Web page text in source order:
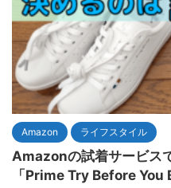
Amazon ライフスタイル
Amazonの試着サービス
「Prime Try Before You